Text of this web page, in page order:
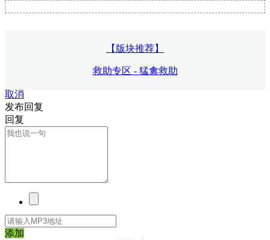
【版块推荐】
救助专区 - 猛禽救助
取消
发布回复
回复
添加